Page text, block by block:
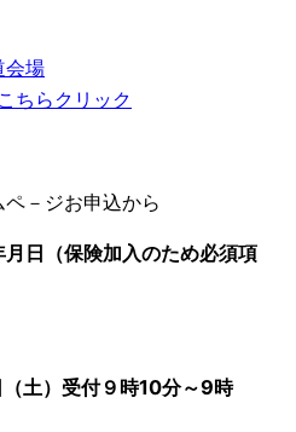
会場
ちらクリック
－ジお申込から
日（保険加入のため必須項
土）受付９時10分～9時